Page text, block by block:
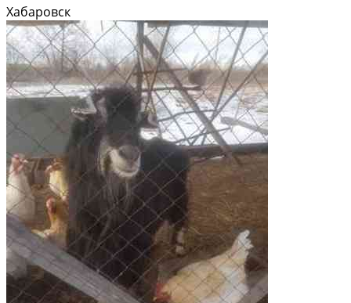
Хабаровск